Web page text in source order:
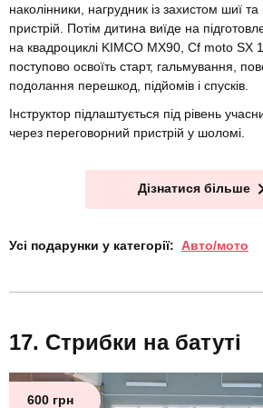
наколінники, нагрудник із захистом шиї
пристрій. Потім дитина виїде на
на квадроциклі KIMCO MX90, Cf moto SX
поступово освоїть старт, гальмування,
подолання перешкод, підйомів і спусків.
Інструктор підлаштується під рівень
через переговорний пристрій у шоломі.
Дізнатися більше
Усі подарунки у категорії: Авто/мото
Стрибки на батуті
600 грн